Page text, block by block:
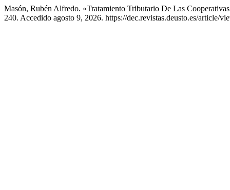
Masón, Rubén Alfredo. «Tratamiento Tributario De Las
240. Accedido agosto 9, 2026. https://dec.revistas.deusto.es/article/